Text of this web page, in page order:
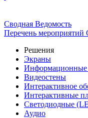
Сводная Ведомость
Перечень
Решения
Экраны
Информационные
Видеостены
Интерактивное
Интерактивные
Светодиодные
Аудио